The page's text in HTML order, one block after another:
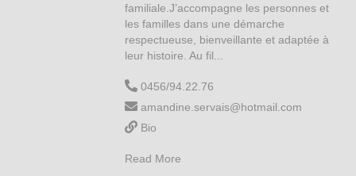
Thérapies alternatives
familiale.J’accompagne les personnes et
les familles dans une démarche
respectueuse, bienveillante et adaptée à
leur histoire. Au fil...
0456/94.22.76
amandine.servais@hotmail.com
Bio
Read More